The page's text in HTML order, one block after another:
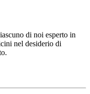
di noi esperto in
nel desiderio di